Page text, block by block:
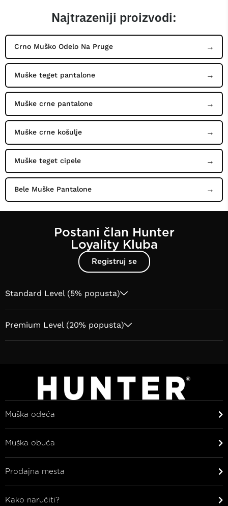
Najtrazeniji proizvodi:
Crno Muško Odelo Na Pruge
Muške teget pantalone
Muške crne pantalone
Muške crne košulje
Muške teget cipele
Bele Muške Pantalone
Postani član Hunter
Loyality Kluba
Registruj se
Standard Level (5% popusta)
Premium Level (20% popusta)
Muška odeća
Muška obuća
Prodajna mesta
Kako naručiti?